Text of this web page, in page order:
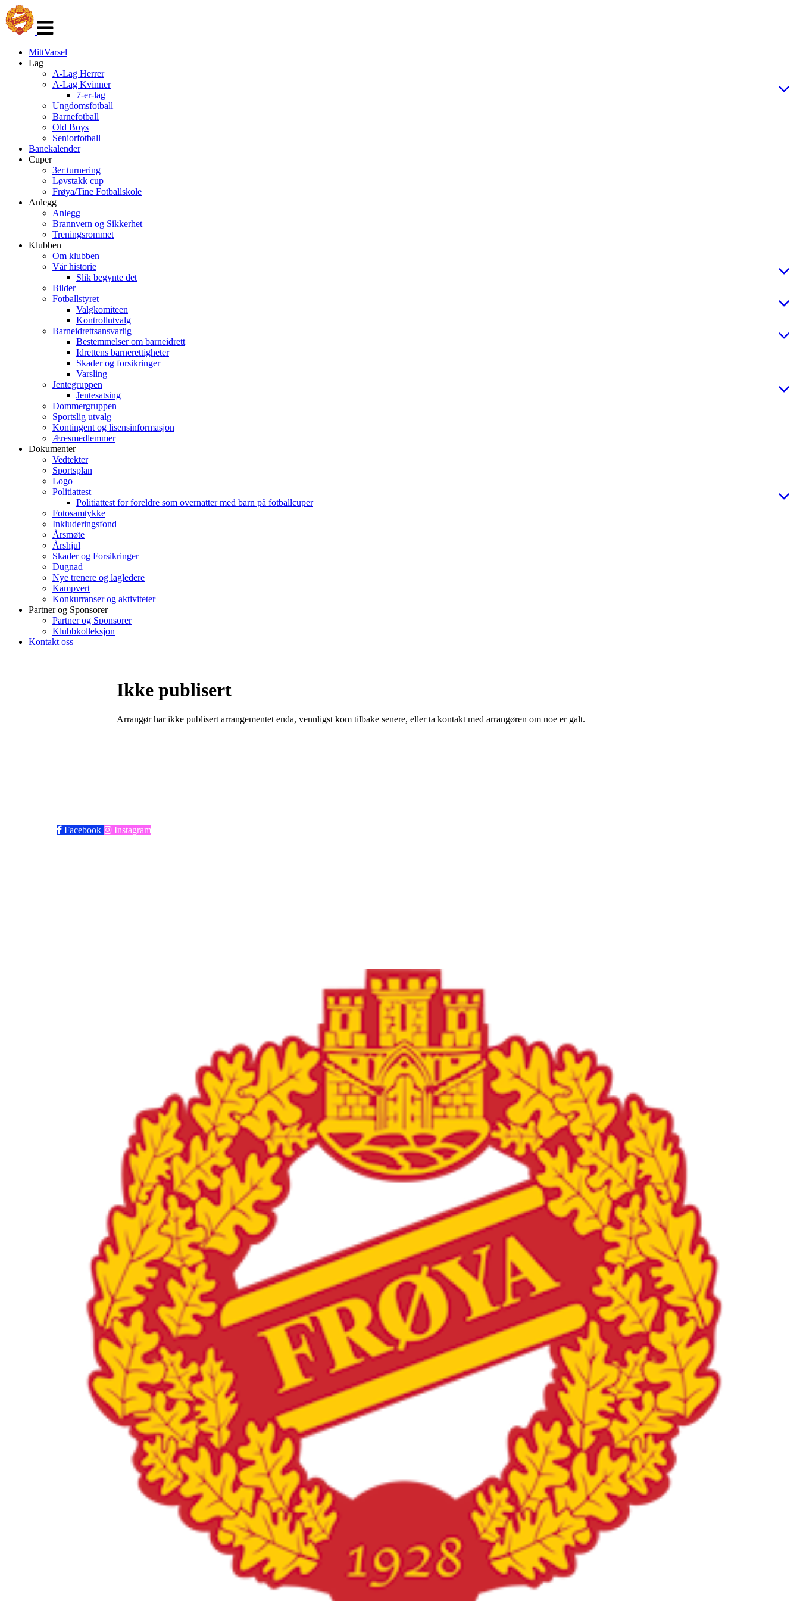
navigasjon
MittVarsel
Lag
A-Lag Herrer
A-Lag Kvinner
7-er-lag
Ungdomsfotball
Barnefotball
Old Boys
Seniorfotball
Banekalender
Cuper
3er turnering
Løvstakk cup
Frøya/Tine Fotballskole
Anlegg
Anlegg
Brannvern og Sikkerhet
Treningsrommet
Klubben
Om klubben
Vår historie
Slik begynte det
Bilder
Fotballstyret
Valgkomiteen
Kontrollutvalg
Barneidrettsansvarlig
Bestemmelser om barneidrett
Idrettens barnerettigheter
Skader og forsikringer
Varsling
Jentegruppen
Jentesatsing
Dommergruppen
Sportslig utvalg
Kontingent og lisensinformasjon
Æresmedlemmer
Dokumenter
Vedtekter
Sportsplan
Logo
Politiattest
Politiattest for foreldre som overnatter med barn på fotballcuper
Fotosamtykke
Inkluderingsfond
Årsmøte
Årshjul
Skader og Forsikringer
Dugnad
Nye trenere og lagledere
Kampvert
Konkurranser og aktiviteter
Partner og Sponsorer
Partner og Sponsorer
Klubbkolleksjon
Kontakt oss
Ikke publisert
Arrangør har ikke publisert arrangementet enda, vennligst kom tilbake senere, eller ta kontakt med arrangøren om noe er galt.
Facebook Instagram